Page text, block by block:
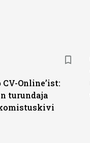
Online’ist:
turundaja